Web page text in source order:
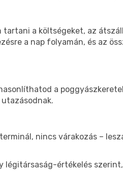
tartani a költségeket, az
a nap folyamán, és az
a
nincs várakozás –
értékelés